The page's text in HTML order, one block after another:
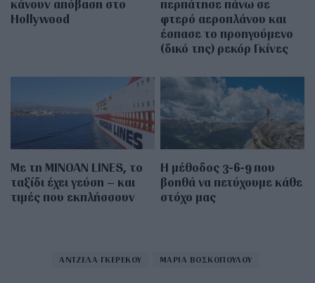
κάνουν απόβαση στο
Hollywood
περπάτησε πάνω σε
φτερό αεροπλάνου και
έσπασε το προηγούμενο
(δικό της) ρεκόρ Γκίνες
Με τη MINOAN LINES, το
ταξίδι έχει γεύση – και
τιμές που εκπλήσσουν
Η μέθοδος 3-6-9 που
βοηθά να πετύχουμε κάθε
στόχο μας
ΑΝΤΖΕΛΑ ΓΚΕΡΕΚΟΥ ΜΑΡΙΑ ΒΟΣΚΟΠΟΥΛΟΥ